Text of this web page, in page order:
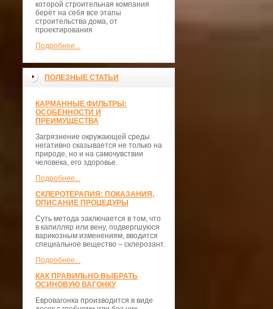
которой строительная компания
берёт на себя все этапы
строительства дома, от
проектирования
Подробнее...
ПОЛЕЗНЫЕ СТАТЬИ
КАРМАННЫЕ ФИЛЬТРЫ:
ОСОБЕННОСТИ И
ПРЕИМУЩЕСТВА
Загрязнение окружающей среды
негативно сказывается не только на
природе, но и на самочувствии
человека, его здоровье.
Подробнее...
СКЛЕРОТЕРАПИЯ: ПОКАЗАНИЯ,
ОПИСАНИЕ ПРОЦЕДУРЫ
Суть метода заключается в том, что
в капилляр или вену, подвергшуюся
варикозным изменениям, вводится
специальное вещество – склерозант.
Подробнее...
КАК ПРАВИЛЬНО ВЫБРАТЬ
ОСИНОВУЮ ВАГОНКУ
Евровагонка производится в виде